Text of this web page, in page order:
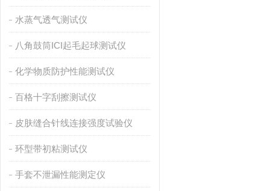
水蒸气透气测试仪
八角鼓筒ICI起毛起球测试仪
化学物质防护性能测试仪
百格十字刮擦测试仪
皮肤缝合针线连接强度试验仪
环型带初粘测试仪
手套不泄漏性能测定仪